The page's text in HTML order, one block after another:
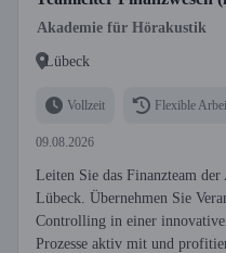
Akademie für Hörakustik
Lübeck
Vollzeit Flexible
09.08.2026
Leiten Sie das Finanzteam
Lübeck. Übernehmen Sie
Controlling in einer
Prozesse aktiv mit und